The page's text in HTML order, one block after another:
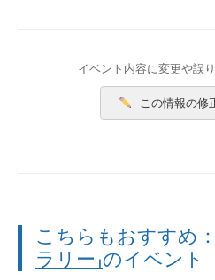
イベント内容に変更や誤
この情報の修
こちらもおすすめ：
ラリー」のイベント